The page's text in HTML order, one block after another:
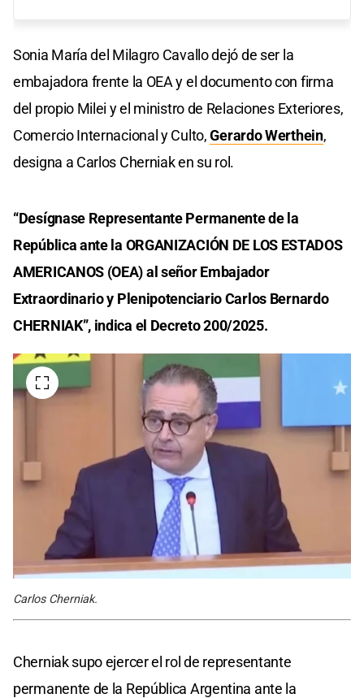
Sonia María del Milagro Cavallo dejó de ser la
embajadora frente la OEA y el documento con firma
del propio Milei y el ministro de Relaciones Exteriores,
Comercio Internacional y Culto,Gerardo Werthein,
designa a Carlos Cherniak en su rol.
“Desígnase Representante Permanente de la
República ante la ORGANIZACIÓN DE LOS ESTADOS
AMERICANOS (OEA) al señor Embajador
Extraordinario y Plenipotenciario Carlos Bernardo
CHERNIAK”, indica el Decreto 200/2025.
Carlos Cherniak.
Cherniak supo ejercer el rol de representante
permanente de la República Argentina ante la